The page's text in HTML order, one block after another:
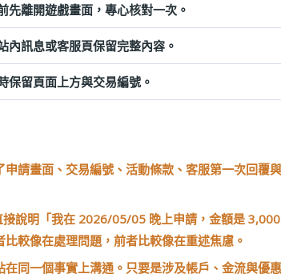
先離開遊戲畫面，專心核對一次。
內訊息或客服頁保留完整內容。
保留頁面上方與交易編號。
請畫面、交易編號、活動條款、客服第一次回覆
說明「我在 2026/05/05 晚上申請，金額是
較像在處理問題，前者比較像在重述焦慮。
同一個事實上溝通。只要是涉及帳戶、金流與優